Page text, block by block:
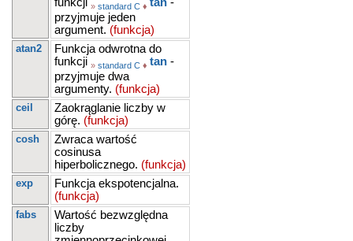
» standard C ♦
przyjmuje jeden
argument. (funkcja)
atan2
Funkcja odwrotna do
funkcji » standard C ♦ tan -
przyjmuje dwa
argumenty. (funkcja)
ceil
Zaokrąglanie liczby w
górę. (funkcja)
cosh
Zwraca wartość
cosinusa
hiperbolicznego. (funkcja)
exp
Funkcja ekspotencjalna.
(funkcja)
fabs
Wartość bezwzględna
liczby